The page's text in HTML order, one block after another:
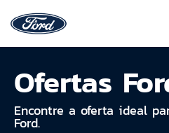
Ofertas
Encontre a oferta ideal
Ford.